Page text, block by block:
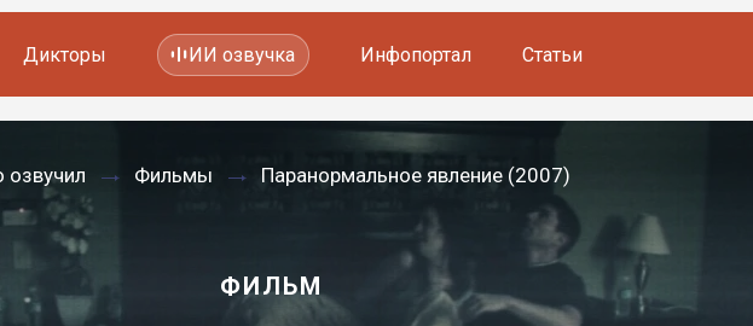
Мультфильмов
YouTube каналов
Видеорекламы
Дикторы ИИ озвучка Инфопортал Статьи
озвучил Фильмы Паранормальное явление (2007)
ФИЛЬМ